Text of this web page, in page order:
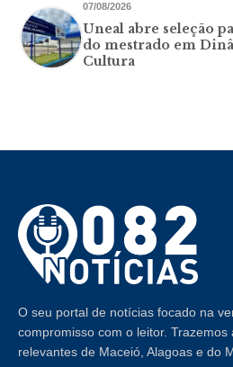
07/08/2026
Uneal abre seleção
do mestrado em
Cultura
O seu portal de notícias focado na
compromisso com o leitor.
relevantes de Maceió, Alagoas e do